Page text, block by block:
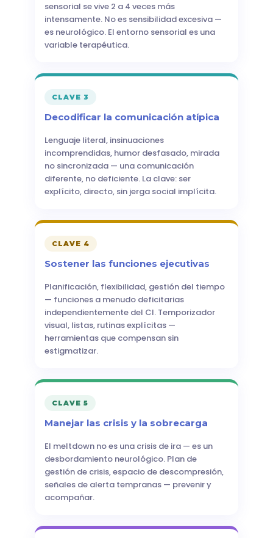
sensorial se vive 2 a 4 veces más
intensamente. No es sensibilidad excesiva —
es neurológico. El entorno sensorial es una
variable terapéutica.
CLAVE 3
Decodificar la comunicación atípica
Lenguaje literal, insinuaciones
incomprendidas, humor desfasado, mirada
no sincronizada — una comunicación
diferente, no deficiente. La clave: ser
explícito, directo, sin jerga social implícita.
CLAVE 4
Sostener las funciones ejecutivas
Planificación, flexibilidad, gestión del tiempo
— funciones a menudo deficitarias
independientemente del CI. Temporizador
visual, listas, rutinas explícitas —
herramientas que compensan sin
estigmatizar.
CLAVE 5
Manejar las crisis y la sobrecarga
El meltdown no es una crisis de ira — es un
desbordamiento neurológico. Plan de
gestión de crisis, espacio de descompresión,
señales de alerta tempranas — prevenir y
acompañar.